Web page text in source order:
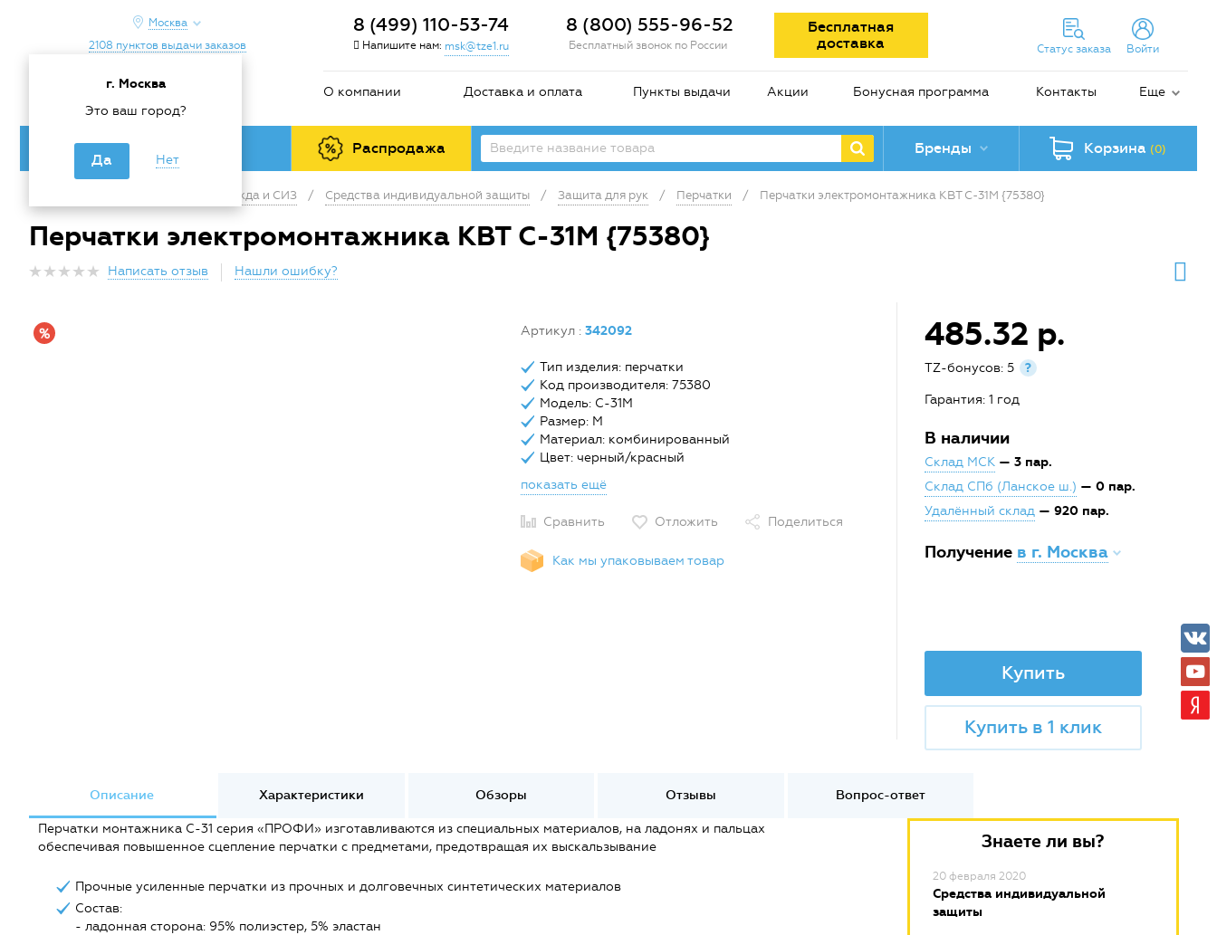
Москва
г. Москва
Это ваш город?
Да Нет
2108 пунктов выдачи заказов
8 (499) 110-53-74
Напишите нам: msk@tze1.ru
8 (800) 555-96-52
Бесплатный звонок по России
Бесплатная
доставка
Статус заказа Войти
О компании Доставка и оплата Пункты выдачи Акции Бонусная программа Контакты Еще
Каталог товаров Распродажа Бренды Корзина (0)
Спецодежда и СИЗ / Средства индивидуальной защиты / Защита для рук / Перчатки / Перчатки электромонтажника КВТ С-31M {75380}
Перчатки электромонтажника КВТ С-31M {75380}
Написать отзыв Нашли ошибку?
Артикул : 342092
Тип изделия: перчатки
Код производителя: 75380
Модель: С-31M
Размер: M
Материал: комбинированный
Цвет: черный/красный
показать ещё
Сравнить Отложить Поделиться
Как мы упаковываем товар
485.32 р.
TZ-бонусов: 5 ?
Гарантия: 1 год
В наличии
Склад МСК — 3 пар.
Склад СПб (Ланское ш.) — 0 пар.
Удалённый склад — 920 пар.
Получение в г. Москва
Купить
Купить в 1 клик
Описание Характеристики Обзоры Отзывы Вопрос-ответ
Перчатки монтажника С-31 серия «ПРОФИ» изготавливаются из специальных материалов, на ладонях и пальцах
обеспечивая повышенное сцепление перчатки с предметами, предотвращая их выскальзывание
Прочные усиленные перчатки из прочных и долговечных синтетических материалов
Состав:
- ладонная сторона: 95% полиэстер, 5% эластан
Знаете ли вы?
20 февраля 2020
Средства индивидуальной
защиты